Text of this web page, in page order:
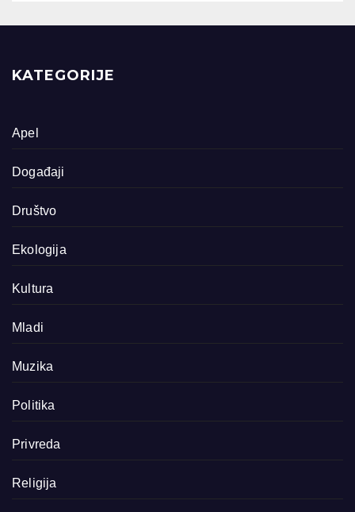
KATEGORIJE
Apel
Događaji
Društvo
Ekologija
Kultura
Mladi
Muzika
Politika
Privreda
Religija